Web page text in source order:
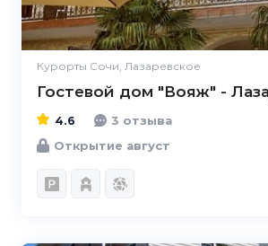
Курорты Сочи, Лазаревское
Гостевой дом "Вояж" -
4.6
3 отзыва
Открытие август